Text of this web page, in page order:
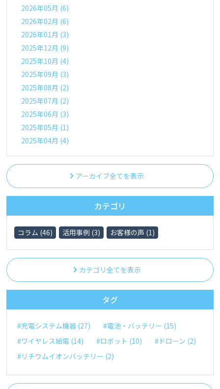
2026年05月 (6)
2026年02月 (6)
2026年01月 (3)
2025年12月 (9)
2025年10月 (4)
2025年09月 (3)
2025年08月 (2)
2025年07月 (2)
2025年06月 (3)
2025年05月 (1)
2025年04月 (4)
アーカイブ全てを表示
カテゴリ
コラム (46) 活用事例 (3) お客様の声 (1)
カテゴリ全てを表示
タグ
#充電システム機器 (27)
#電池・バッテリー (15)
#ワイヤレス給電 (14)
#ロボット (10)
#ドローン (2)
#リチウムイオンバッテリー (2)